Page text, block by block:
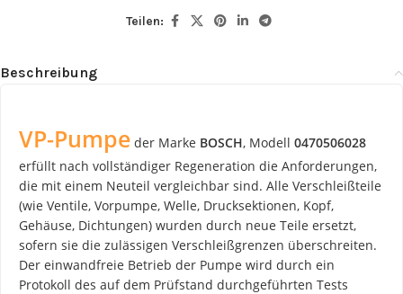
Teilen:
Beschreibung
VP-Pumpe der Marke BOSCH, Modell 0470506028
erfüllt nach vollständiger Regeneration die Anforderungen,
die mit einem Neuteil vergleichbar sind. Alle Verschleißteile
(wie Ventile, Vorpumpe, Welle, Drucksektionen, Kopf,
Gehäuse, Dichtungen) wurden durch neue Teile ersetzt,
sofern sie die zulässigen Verschleißgrenzen überschreiten.
Der einwandfreie Betrieb der Pumpe wird durch ein
Protokoll des auf dem Prüfstand durchgeführten Tests